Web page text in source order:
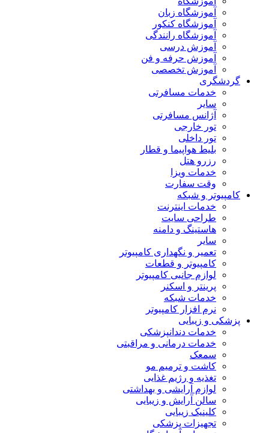
آموزشگاه زبان
آموزشگاه کنکور
آموزشگاه رانندگی
آموزش درسی
آموزش حرفه و فن
آموزش تخصصی
گردشگری
خدمات مسافرتی
سایر
آژانس مسافرتی
تور خارجی
تور داخلی
بلیط هواپیما و قطار
رزرو هتل
خدمات ویزا
وقت سفارت
کامپیوتر و شبکه
خدمات اینترنت
طراحی سایت
هاستینگ و دامنه
سایر
تعمیر و نگهداری کامپیوتر
کامپیوتر و قطعات
لوازم جانبی کامپیوتر
پرینتر و اسکنر
خدمات شبکه
نرم افزار کامپیوتر
پزشکی و زیبایی
خدمات دندانپزشکی
خدمات درمانی و مراقبتی
سمعک
کاشت و ترمیم مو
تغذیه و رژیم غذایی
لوازم آرایشی و بهداشتی
سالن آرایش و زیبایی
کلینیک زیبایی
تجهیزات پزشکی